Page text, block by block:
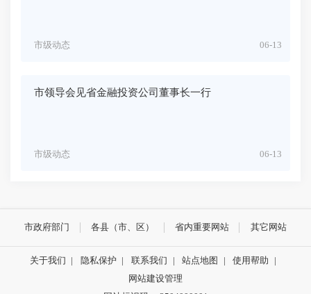
06-13
市级动态
市领导会见省金融投资公司董事长一行
06-13
市级动态
市政府部门 各县（市、区） 省内重要网站 其它网站
关于我们 | 隐私保护 | 联系我们 | 站点地图 | 使用帮助
|
网站建设管理